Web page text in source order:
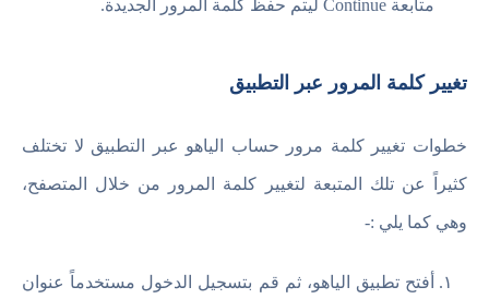
متابعة Continue ليتم حفظ كلمة المرور الجديدة.
تغيير كلمة المرور عبر التطبيق
خطوات تغيير كلمة مرور حساب الياهو عبر التطبيق لا تختلف
كثيراً عن تلك المتبعة لتغيير كلمة المرور من خلال المتصفح،
وهي كما يلي :-
أفتح تطبيق الياهو، ثم قم بتسجيل الدخول مستخدماً عنوان